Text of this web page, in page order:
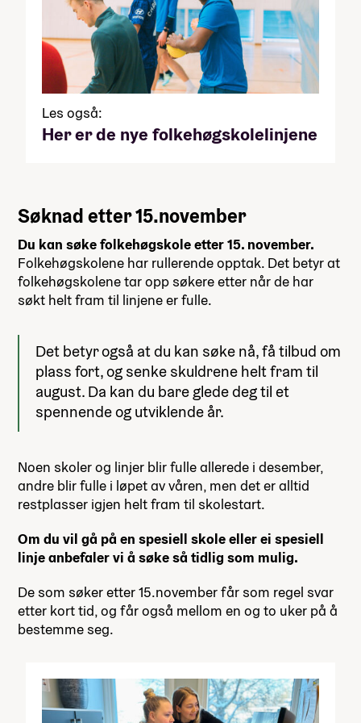
Les også:
Her er de nye folkehøgskolelinjene
Søknad etter 15.november
Du kan søke folkehøgskole etter 15. november.
Folkehøgskolene har rullerende opptak. Det betyr at
folkehøgskolene tar opp søkere etter når de har
søkt helt fram til linjene er fulle.
Det betyr også at du kan søke nå, få tilbud om
plass fort, og senke skuldrene helt fram til
august. Da kan du bare glede deg til et
spennende og utviklende år.
Noen skoler og linjer blir fulle allerede i desember,
andre blir fulle i løpet av våren, men det er alltid
restplasser igjen helt fram til skolestart.
Om du vil gå på en spesiell skole eller ei spesiell
linje anbefaler vi å søke så tidlig som mulig.
De som søker etter 15.november får som regel svar
etter kort tid, og får også mellom en og to uker på å
bestemme seg.